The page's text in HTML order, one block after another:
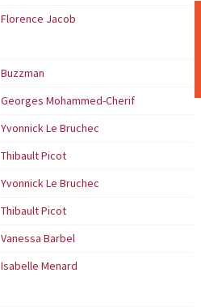
Florence Jacob
Buzzman
Georges Mohammed-Cherif
Yvonnick Le Bruchec
Thibault Picot
Yvonnick Le Bruchec
Thibault Picot
Vanessa Barbel
Isabelle Menard